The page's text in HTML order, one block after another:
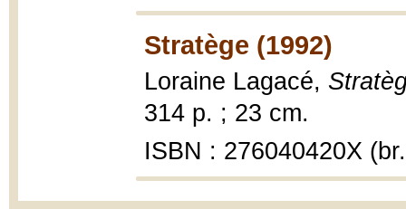
Stratège (1992)
Loraine Lagacé,
314 p. ; 23 cm.
ISBN : 276040420X